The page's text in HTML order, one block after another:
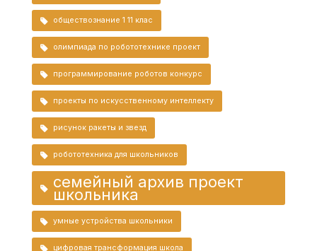
обществознание 1 11 клас
олимпиада по робототехнике проект
программирование роботов конкурс
проекты по искусственному интеллекту
рисунок ракеты и звезд
робототехника для школьников
семейный архив проект
школьника
умные устройства школьники
цифровая трансформация школа